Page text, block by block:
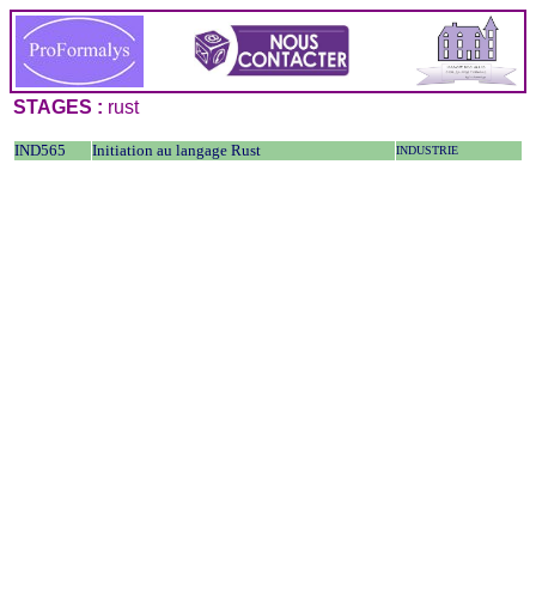
STAGES : rust
IND565 Initiation au langage Rust INDUSTRIE